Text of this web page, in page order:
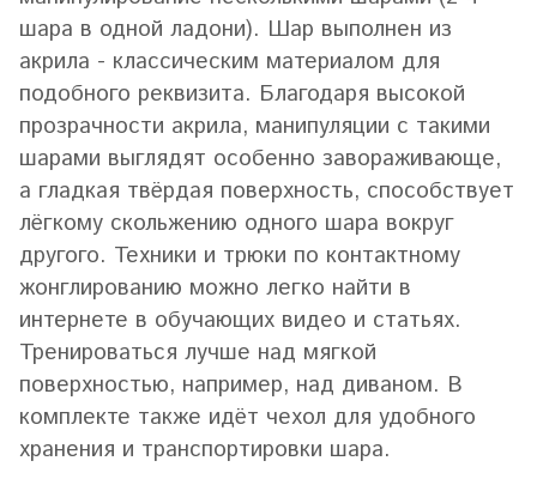
шара в одной ладони). Шар выполнен из
акрила - классическим материалом для
подобного реквизита. Благодаря высокой
прозрачности акрила, манипуляции с такими
шарами выглядят особенно завораживающе,
а гладкая твёрдая поверхность, способствует
лёгкому скольжению одного шара вокруг
другого. Техники и трюки по контактному
жонглированию можно легко найти в
интернете в обучающих видео и статьях.
Тренироваться лучше над мягкой
поверхностью, например, над диваном. В
комплекте также идёт чехол для удобного
хранения и транспортировки шара.